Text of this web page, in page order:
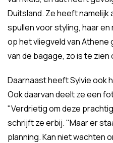
Duitsland. Ze heeft namelijk
spullen voor styling, haar
op het vliegveld van
van de bagage, zo is te zien
Daarnaast heeft Sylvie ook
Ook daarvan deelt ze een
"Verdrietig om deze
schrijft ze erbij. "Maar er
planning. Kan niet wachten